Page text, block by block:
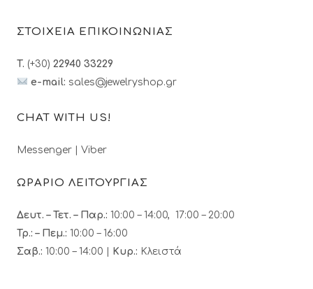
ΣΤΟΙΧΕΙΑ ΕΠΙΚΟΙΝΩΝΙΑΣ
T. (+30) 22940 33229
e-mail: sales@jewelryshop.gr
CHAT WITH US!
Messenger Viber
ΩΡΑΡΙΟ ΛΕΙΤΟΥΡΓΙΑΣ
Δευτ. – Τετ. – Παρ.: 10:00 – 14:00, 17:00 – 20:00
Τρ.: – Πεμ.: 10:00 – 16:00
Σαβ.: 10:00 – 14:00 | Κυρ.: Κλειστά